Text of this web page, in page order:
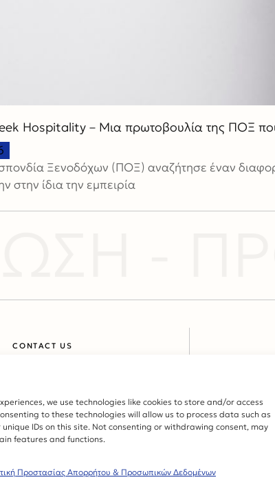
we use technologies like cookies to store and/or access
to these technologies will allow us to process data such as
IDs on this site. Not consenting or withdrawing consent, may
features and functions.
Προστασίας Απορρήτου & Προσωπικών Δεδομένων
Hospitality – Μια πρωτοβουλία της ΠΟΞ που
Ξενοδόχων (ΠΟΞ) αναζήτησε έναν
στην ίδια την εμπειρία
CONTACT US
Τηλ: 210-3312535
Reserved. Design & Development byThree Sixty Marketing